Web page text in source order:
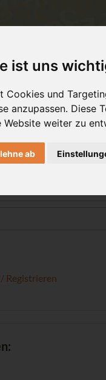
ist uns
Cookies und
anzupassen. Diese
Website weiter zu
ab
Registrieren